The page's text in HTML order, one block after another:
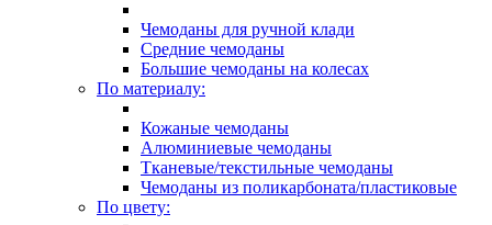
Чемоданы для ручной клади
Средние чемоданы
Большие чемоданы на колесах
По материалу:
Кожаные чемоданы
Алюминиевые чемоданы
Тканевые/текстильные чемоданы
Чемоданы из поликарбоната/пластиковые
По цвету: